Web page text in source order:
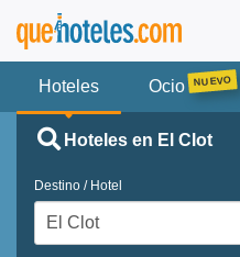
Hoteles Ocio
Hoteles en El Clot
Destino / Hotel